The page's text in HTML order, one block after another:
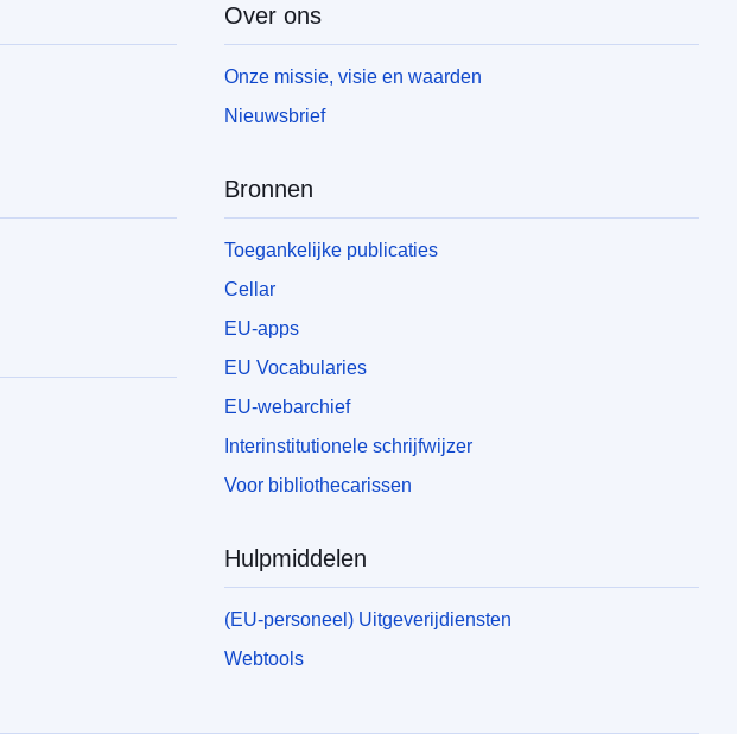
Over ons
Onze missie, visie en waarden
Nieuwsbrief
Bronnen
Toegankelijke publicaties
Cellar
EU-apps
EU Vocabularies
EU-webarchief
Interinstitutionele schrijfwijzer
Voor bibliothecarissen
Hulpmiddelen
(EU-personeel) Uitgeverijdiensten
Webtools